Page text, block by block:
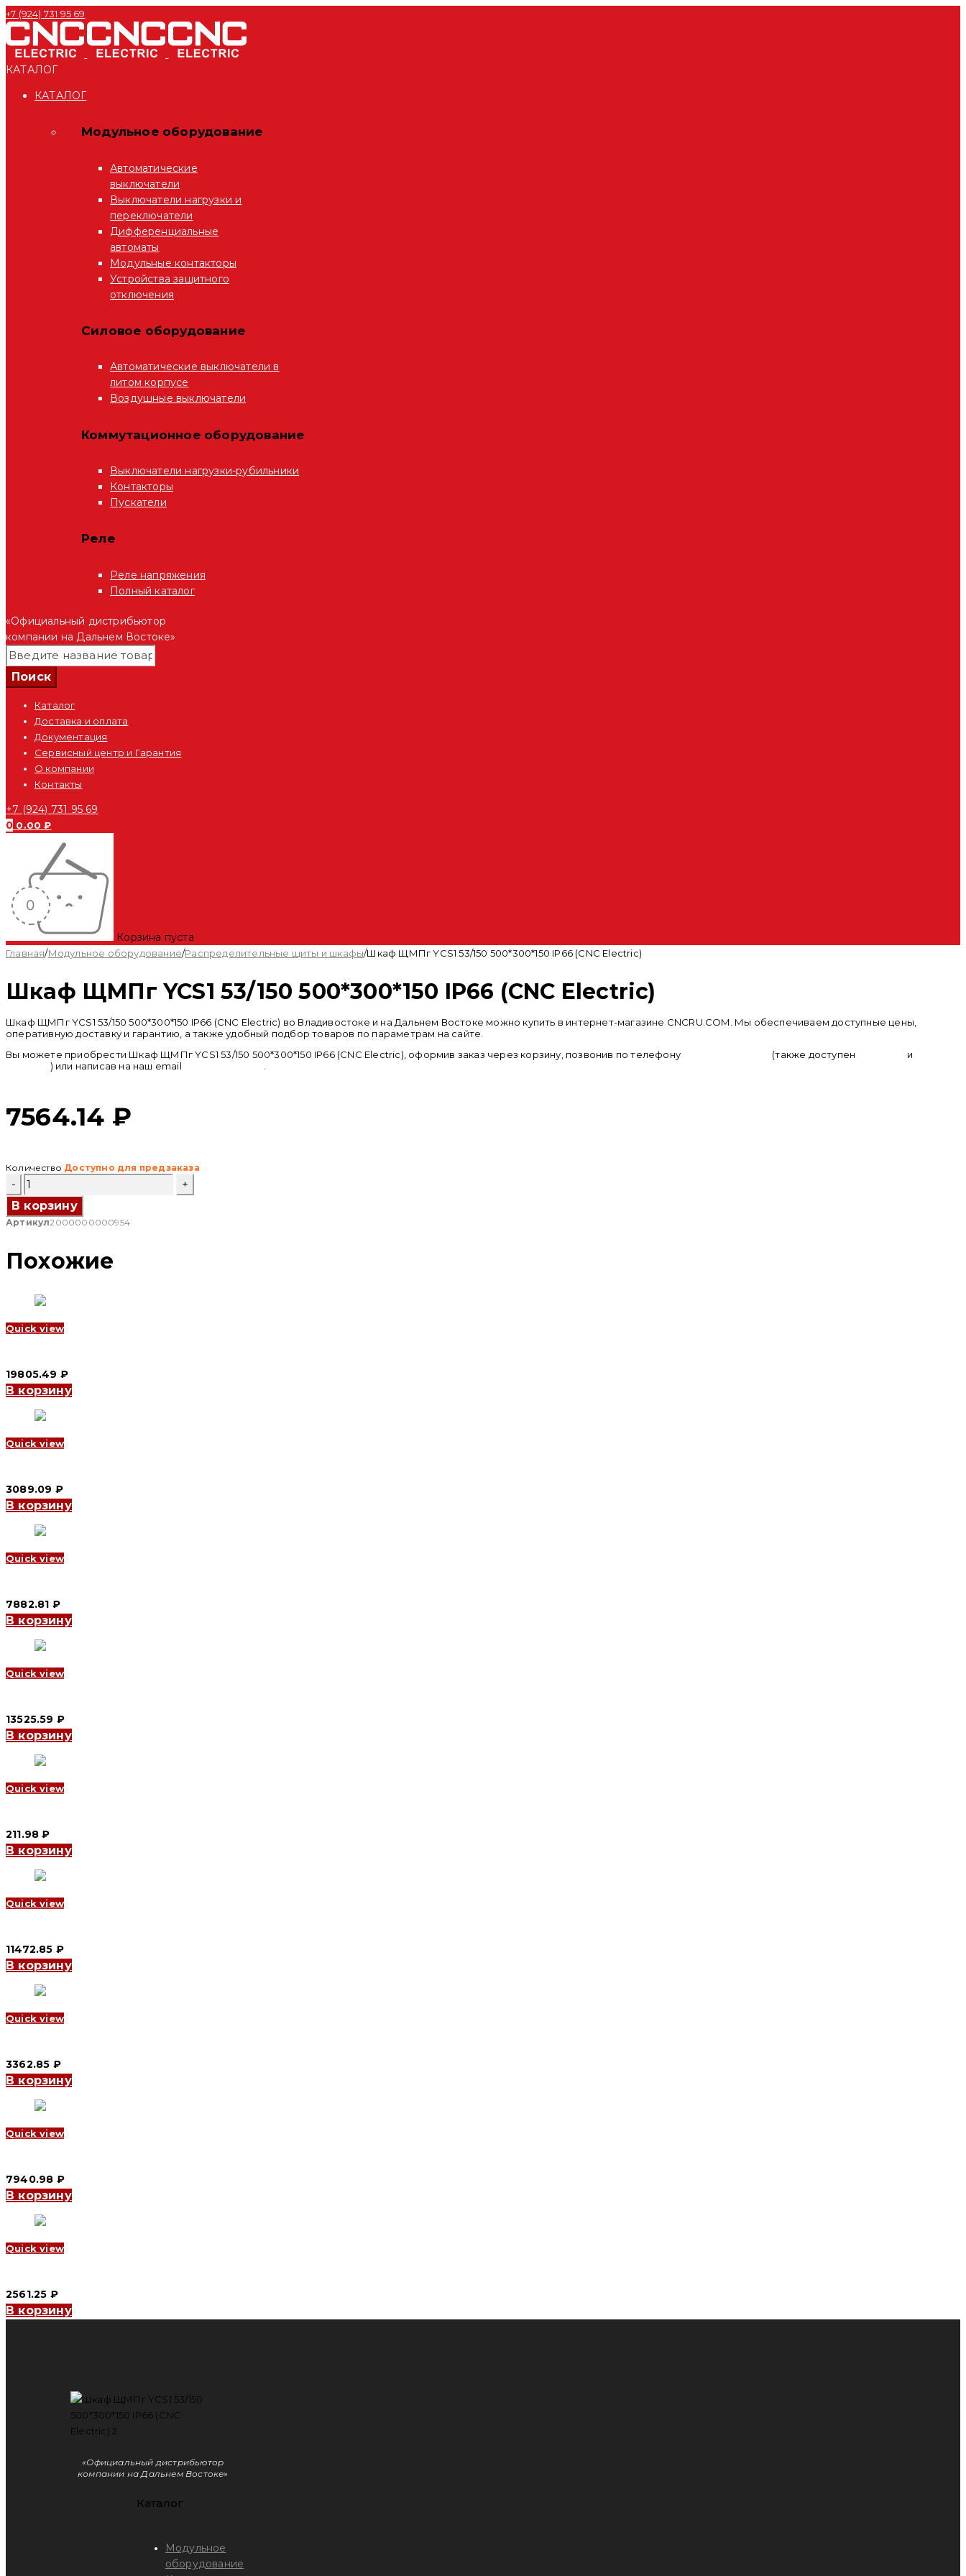
+7 (924) 731 95 69
КАТАЛОГ
КАТАЛОГ
Модульное оборудование
Автоматические
выключатели
Выключатели нагрузки и
переключатели
Дифференциальные
автоматы
Модульные контакторы
Устройства защитного
отключения
Силовое оборудование
Автоматические выключатели в
литом корпусе
Воздушные выключатели
Коммутационное оборудование
Выключатели нагрузки-рубильники
Контакторы
Пускатели
Реле
Реле напряжения
Полный каталог
«Официальный дистрибьютор
компании на Дальнем Востоке»
Каталог
Доставка и оплата
Документация
Сервисный центр и Гарантия
О компании
Контакты
+7 (924) 731 95 69
0 0.00₽
Корзина пуста
Главная/Модульное оборудование/Распределительные щиты и шкафы/Шкаф ЩМПг YCS1 53/150 500*300*150 IP66 (CNC Electric)
Шкаф ЩМПг YCS1 53/150 500*300*150 IP66 (CNC Electric)
Шкаф ЩМПг YCS1 53/150 500*300*150 IP66 (CNC Electric) во Владивостоке и на Дальнем Востоке можно купить в интернет-магазине CNCRU.COM. Мы обеспечиваем доступные цены,
оперативную доставку и гарантию, а также удобный подбор товаров по параметрам на сайте.
Вы можете приобрести Шкаф ЩМПг YCS1 53/150 500*300*150 IP66 (CNC Electric), оформив заказ через корзину, позвонив по телефону
(также доступен
и
) или написав на наш email
7564.14 ₽
Количество Доступно для предзаказа
Количество
товара
Шкаф
ЩМПг
YCS1
IP66
(CNC
В корзину
Артикул2000000000954
Похожие
Quick view
19805.49 ₽
В корзину
Quick view
3089.09 ₽
В корзину
Quick view
7882.81 ₽
В корзину
Quick view
13525.59 ₽
В корзину
Quick view
211.98₽
В корзину
Quick view
11472.85 ₽
В корзину
Quick view
3362.85 ₽
В корзину
Quick view
7940.98 ₽
В корзину
Quick view
2561.25 ₽
В корзину
«Официальный дистрибьютор
компании на Дальнем Востоке»
Каталог
Модульное
оборудование